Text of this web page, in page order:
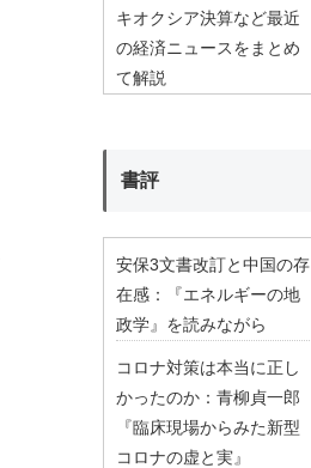
キオクシア決算など最近
の経済ニュースをまとめ
て解説
書評
安保3文書改訂と中国の存
在感：『エネルギーの地
政学』を読みながら
コロナ対策は本当に正し
かったのか：青柳貞一郎
『臨床現場からみた新型
コロナの虚と実』